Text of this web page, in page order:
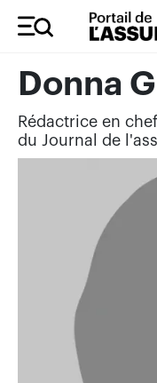
Donna
Rédactrice en
du Journal de